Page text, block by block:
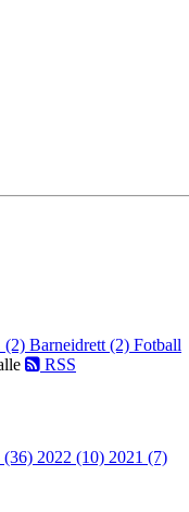
(2) Barneidrett (2) Fotball
RSS
(36) 2022 (10) 2021 (7)